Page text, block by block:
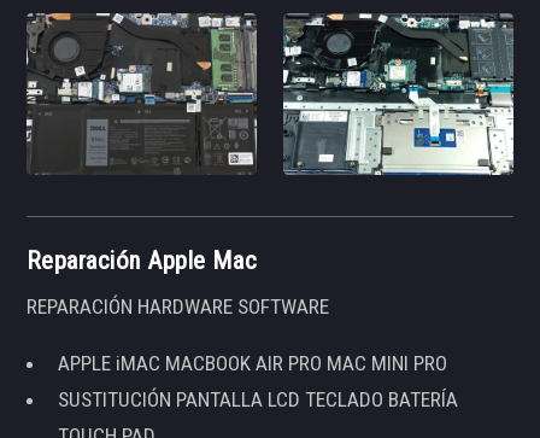
Reparación Apple Mac
REPARACIÓN HARDWARE SOFTWARE
APPLE iMAC MACBOOK AIR PRO MAC MINI PRO
SUSTITUCIÓN PANTALLA LCD TECLADO BATERÍA